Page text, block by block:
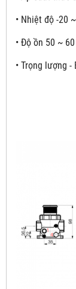
• Nhiệt độ -20
• Độ ồn 50 ~
• Trọng lượng -